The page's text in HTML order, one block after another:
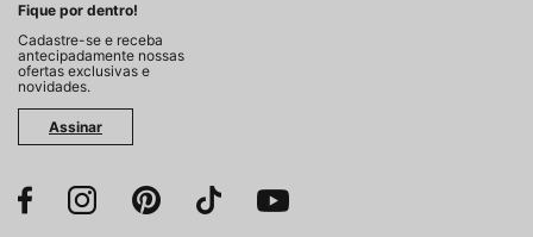
Fique por dentro!
Cadastre-se e receba
antecipadamente nossas
ofertas exclusivas e
novidades.
Assinar